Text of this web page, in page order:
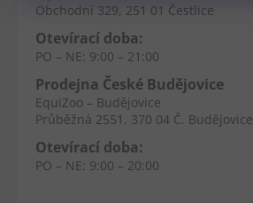
Obchodní 329, 251 01 Čestlice
Otevírací doba:
PO – NE: 9:00 – 21:00
Prodejna České Budějovice
EquiZoo – Budějovice
Průběžná 2551, 370 04 Č. Budějovice
Otevírací doba:
PO – NE: 9:00 – 20:00